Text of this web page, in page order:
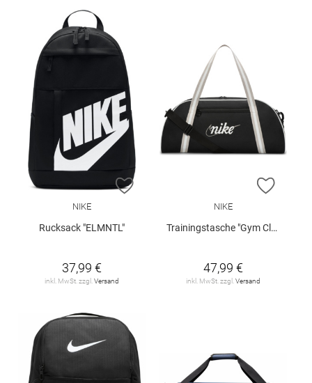
ZUR WUNSCHLISTE HINZUFÜGEN
NIKE
Rucksack "ELMNTL"
37,99 €
inkl. MwSt. zzgl.Versand
ZUR
NIKE
Trainingstasche "Gym Club"
47,99 €
inkl. MwSt. zzgl.Versand